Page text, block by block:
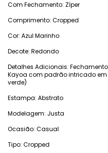
Com Fechamento: Zíper
Comprimento: Cropped
Cor: Azul Marinho
Decote: Redondo
Detalhes Adicionais:
Kayoa com padrão intricado
verde)
Estampa: Abstrato
Modelagem: Justa
Ocasião: Casual
Tipo: Cropped